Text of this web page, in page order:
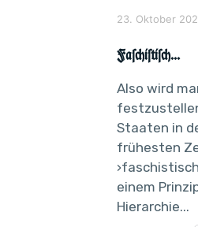
23. Oktober
Faſchiſtiſch...
Also wird
Staaten in
frühesten
einem
Hierarchie...